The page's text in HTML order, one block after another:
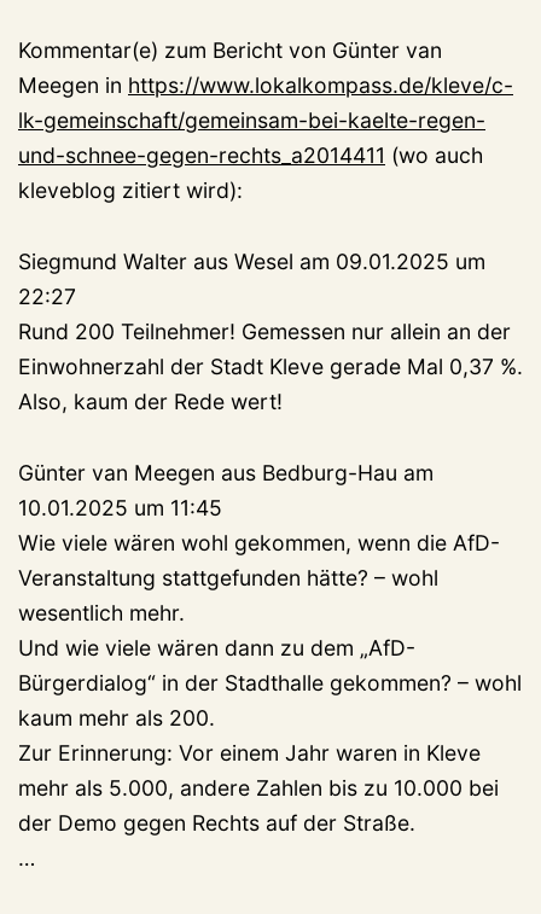
Kommentar(e) zum Bericht von Günter van
Meegen in https://www.lokalkompass.de/kleve/c-
lk-gemeinschaft/gemeinsam-bei-kaelte-regen-
und-schnee-gegen-rechts_a2014411 (wo auch
kleveblog zitiert wird):
Siegmund Walter aus Wesel am 09.01.2025 um
22:27
Rund 200 Teilnehmer! Gemessen nur allein an der
Einwohnerzahl der Stadt Kleve gerade Mal 0,37 %.
Also, kaum der Rede wert!
Günter van Meegen aus Bedburg-Hau am
10.01.2025 um 11:45
Wie viele wären wohl gekommen, wenn die AfD-
Veranstaltung stattgefunden hätte? – wohl
wesentlich mehr.
Und wie viele wären dann zu dem „AfD-
Bürgerdialog“ in der Stadthalle gekommen? – wohl
kaum mehr als 200.
Zur Erinnerung: Vor einem Jahr waren in Kleve
mehr als 5.000, andere Zahlen bis zu 10.000 bei
der Demo gegen Rechts auf der Straße.
…